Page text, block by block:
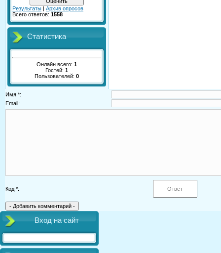
Результаты | Архив опросов
Всего ответов: 1558
Статистика
Онлайн всего: 1
Гостей: 1
Пользователей: 0
Имя *:
Email:
Код *:
Вход на сайт